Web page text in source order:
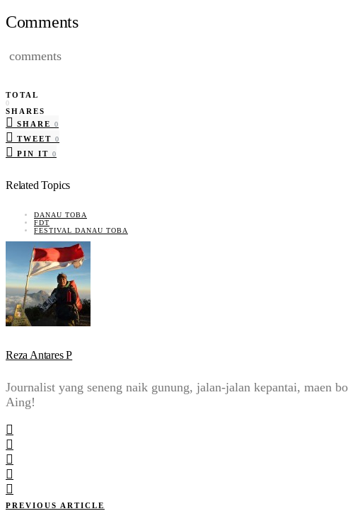
Comments
comments
TOTAL
0
SHARES
SHARE
0
TWEET 0
PIN IT 0
Related Topics
DANAU TOBA
FDT
FESTIVAL DANAU TOBA
Reza Antares P
Journalist yang seneng naik gunung, jalan-jalan kepantai, maen
Aing!
PREVIOUS ARTICLE